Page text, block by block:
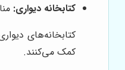
کتابخانه دیواری:
کتابخانه‌های
کمک می‌کنند.